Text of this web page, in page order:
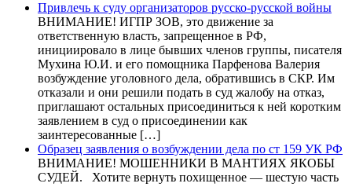
Привлечь к суду организаторов русско-русской войны
ВНИМАНИЕ! ИГПР ЗОВ, это движение за
ответственную власть, запрещенное в РФ,
инициировало в лице бывших членов группы, писателя
Мухина Ю.И. и его помощника Парфенова Валерия
возбуждение уголовного дела, обратившись в СКР. Им
отказали и они решили подать в суд жалобу на отказ,
приглашают остальных присоединиться к ней коротким
заявлением в суд о присоединении как
заинтересованные […]
Образец заявления о возбуждении дела по ст 159 УК РФ
ВНИМАНИЕ! МОШЕННИКИ В МАНТИЯХ ЯКОБЫ
СУДЕЙ. Хотите вернуть похищенное — шестую часть